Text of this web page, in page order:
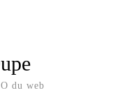
du web